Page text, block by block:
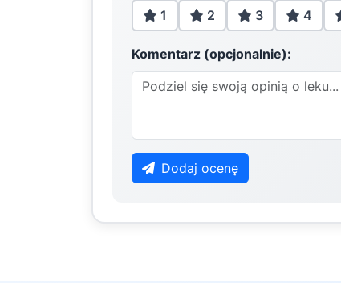
1 2 3 4
Komentarz (opcjonalnie):
Dodaj ocenę